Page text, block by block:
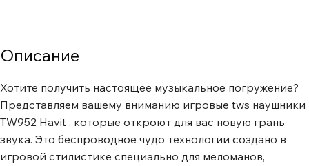
Описание
Хотите получить настоящее музыкальное погружение?
Представляем вашему вниманию игровые tws наушники
TW952 Havit , которые откроют для вас новую грань
звука. Это беспроводное чудо технологии создано в
игровой стилистике специально для меломанов,